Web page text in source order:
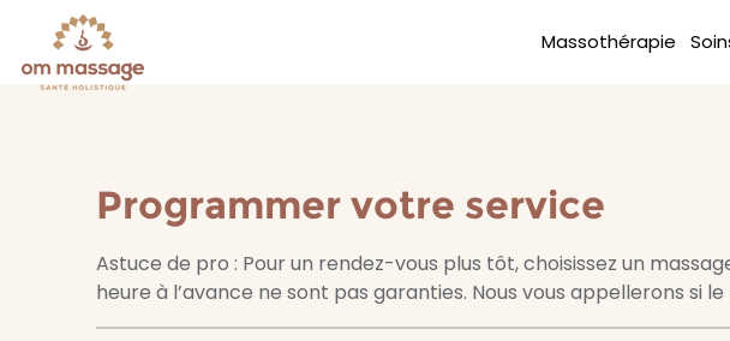
Massothérapie
Programmer votre service
Astuce de pro : Pour un rendez-vous plus tôt, choisissez un
heure à l’avance ne sont pas garanties. Nous vous appellerons si